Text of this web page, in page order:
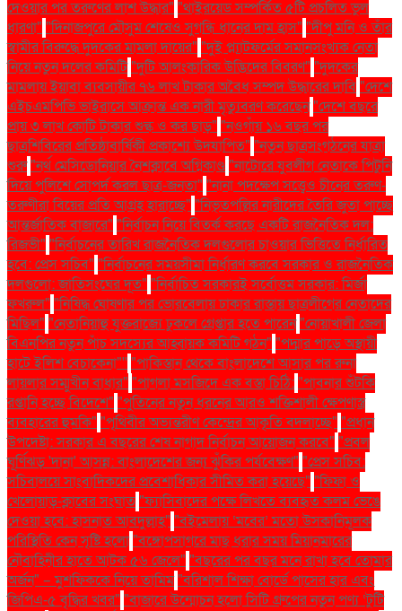
দেওয়ার পর তরুণের লাশ উদ্ধার" "থাইরয়েড সম্পর্কিত ৫টি প্রচলিত ভুল
ধারণা" "দিনাজপুরে মৌসুম শেষেও সুগন্ধি ধানের দাম হ্রাস" "দীপু মনি ও তাঁর
স্বামীর বিরুদ্ধে দুদকের মামলা দায়ের" "দুই প্ল্যাটফর্মের সমানসংখ্যক নেতা
নিয়ে নতুন দলের কমিটি"দুটি আলংকারিক উদ্ভিদের বিবরণ" "দুদকের
মামলায় ইয়াবা ব্যবসায়ীর ৭৬ লাখ টাকার অবৈধ সম্পদ উদ্ধারের দাবি"দেশে
এইচএমপিভি ভাইরাসে আক্রান্ত এক নারী মৃত্যুবরণ করেছেন"দেশে বছরে
প্রায় ৩ লাখ কোটি টাকার শুল্ক ও কর ছাড়" "নওগাঁয় ১৬ বছর পর
ছাত্রশিবিরের প্রতিষ্ঠাবার্ষিকী প্রকাশ্যে উদযাপিত" "নতুন ছাত্রসংগঠনের যাত্রা
শুরু"নর্থ মেসিডোনিয়ার নৈশক্লাবে অগ্নিকাণ্ড"নাটোরে যুবলীগ নেতাকে পিটুনি
দিয়ে পুলিশে সোপর্দ করল ছাত্র-জনতা" "নানা পদক্ষেপ সত্ত্বেও চীনের তরুণ-
তরুণীরা বিয়ের প্রতি আগ্রহ হারাচ্ছে" "নিভৃতপল্লির নারীদের তৈরি জুতা পাচ্ছে
আন্তর্জাতিক বাজারে" "নির্বাচন নিয়ে বিতর্ক করছে একটি রাজনৈতিক দল:
রিজভী" "নির্বাচনের তারিখ রাজনৈতিক দলগুলোর চাওয়ার ভিত্তিতে নির্ধারিত
হবে: প্রেস সচিব" "নির্বাচনের সময়সীমা নির্ধারণ করবে সরকার ও রাজনৈতিক
দলগুলো: জাতিসংঘের দূত" "নির্বাচিত সরকারই সর্বোত্তম সরকার: মির্জা
ফখরুল" "নিষিদ্ধ ঘোষণার পর ভোরবেলায় ঢাকার রাস্তায় ছাত্রলীগের নেতাদের
মিছিল" "নেতানিয়াহু যুক্তরাজ্যে ঢুকলে গ্রেপ্তার হতে পারেন"নোয়াখালী জেলা
বিএনপির নতুন পাঁচ সদস্যের আহ্বায়ক কমিটি গঠন" "পদ্মার পাড়ে অস্থায়ী
হাটে ইলিশ বেচাকেনা"'' "পাকিস্তান থেকে বাংলাদেশে আসার পর রুনা
লায়লার সম্মুখীন বাধার" "পাগলা মসজিদে এক বস্তা চিঠি:"পাবনার শুঁটকি
রপ্তানি হচ্ছে বিদেশে" "পুতিনের নতুন ধরনের আরও শক্তিশালী ক্ষেপণাস্ত্র
ব্যবহারের হুমকি" "পৃথিবীর অভ্যন্তরীণ কেন্দ্রের আকৃতি বদলাচ্ছে" "প্রধান
উপদেষ্টা: সরকার এ বছরের শেষ নাগাদ নির্বাচন আয়োজন করবে" "প্রবল
ঘূর্ণিঝড় 'দানা' আসন্ন: বাংলাদেশের জন্য ঝুঁকির পর্যবেক্ষণ" "প্রেস সচিব:
সচিবালয়ে সাংবাদিকদের প্রবেশাধিকার সীমিত করা হয়েছে" "ফিফা ও
খেলোয়াড়-ক্লাবের সংঘাত"ফ্যাসিবাদের পক্ষে লিখতে ব্যবহৃত কলম ভেঙে
দেওয়া হবে: হাসনাত আবদুল্লাহ" "বইমেলায় ‘মবের’ মতো উসকানিমূলক
পরিস্থিতি কেন সৃষ্টি হলো"বঙ্গোপসাগরে মাছ ধরার সময় মিয়ানমারের
নৌবাহিনীর হাতে আটক ৫৬ জেলে" "বছরের পর বছর মনে রাখা হবে তোমার
অর্জন" – মুশফিককে নিয়ে তামিম"বরিশাল শিক্ষা বোর্ডে পাসের হার এবং
জিপিএ-৫ বৃদ্ধির খবর" "বাজারে উন্মোচন হলো সিটি গ্রুপের নতুন পণ্য ‘টুটি